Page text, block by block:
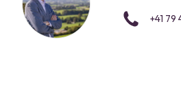
+41 79